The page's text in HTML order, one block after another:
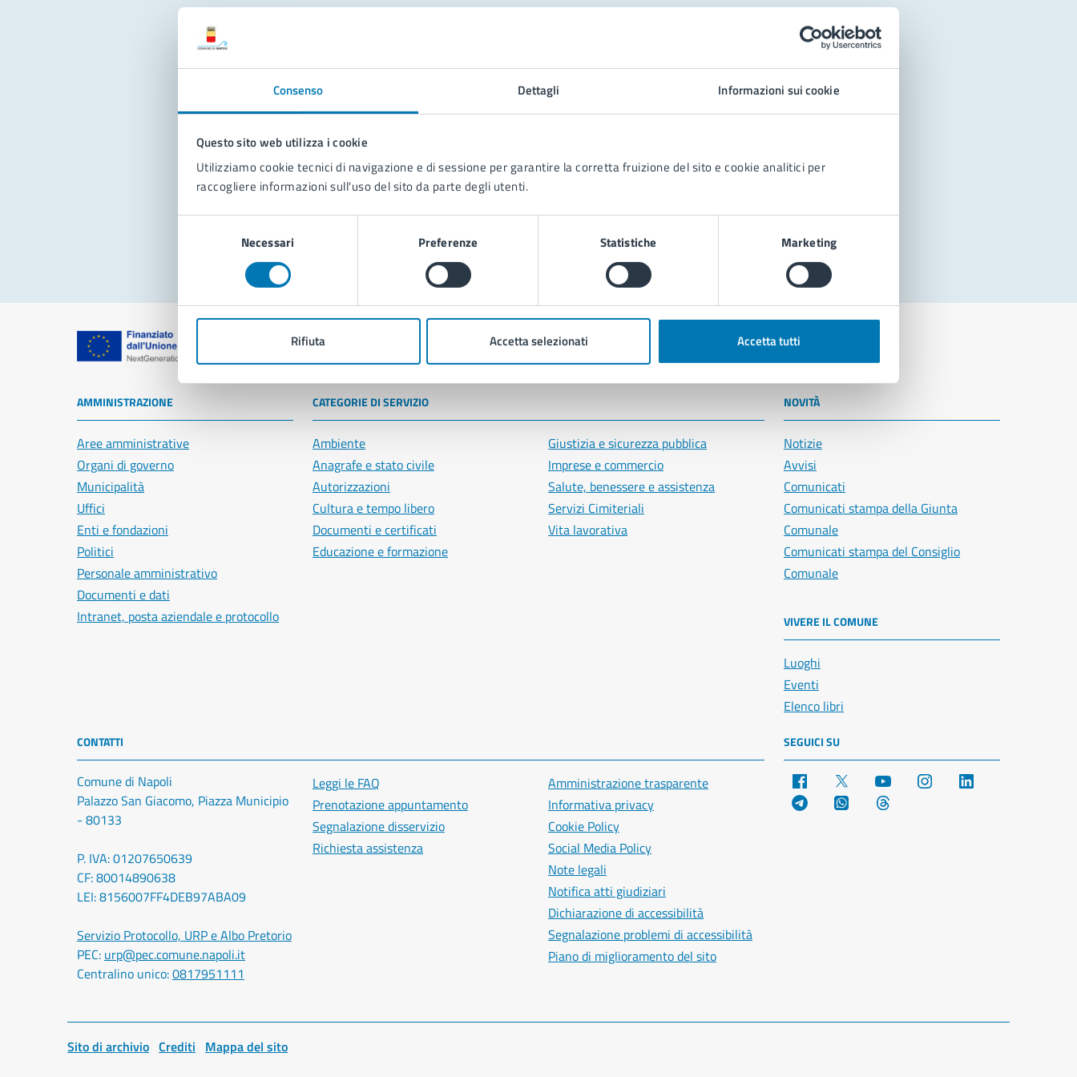
Consenso Dettagli Informazioni sui cookie
Questo sito web utilizza i cookie
Utilizziamo cookie tecnici di navigazione e di sessione per garantire la corretta fruizione del sito e cookie analitici per
raccogliere informazioni sull'uso del sito da parte degli utenti.
Necessari Preferenze Statistiche Marketing
Rifiuta Accetta selezionati Accetta tutti
Problemi in città
Segnala disservizio
Comune di Napoli
AMMINISTRAZIONE
Aree amministrative
Organi di governo
Municipalità
Uffici
Enti e fondazioni
Politici
Personale amministrativo
Documenti e dati
Intranet, posta aziendale e protocollo
CATEGORIE DI SERVIZIO
Ambiente
Anagrafe e stato civile
Autorizzazioni
Cultura e tempo libero
Documenti e certificati
Educazione e formazione
Giustizia e sicurezza pubblica
Imprese e commercio
Salute, benessere e assistenza
Servizi Cimiteriali
Vita lavorativa
NOVITÀ
Notizie
Avvisi
Comunicati
Comunicati stampa della Giunta
Comunale
Comunicati stampa del Consiglio
Comunale
VIVERE IL COMUNE
Luoghi
Eventi
Elenco libri
CONTATTI
Comune di Napoli
Palazzo San Giacomo, Piazza Municipio
- 80133
P. IVA: 01207650639
CF: 80014890638
LEI: 8156007FF4DEB97ABA09
Servizio Protocollo, URP e Albo Pretorio
PEC: urp@pec.comune.napoli.it
Centralino unico:0817951111
Leggi le FAQ
Prenotazione appuntamento
Segnalazione disservizio
Richiesta assistenza
Amministrazione trasparente
Informativa privacy
Cookie Policy
Social Media Policy
Note legali
Notifica atti giudiziari
Dichiarazione di accessibilità
Segnalazione problemi di accessibilità
Piano di miglioramento del sito
SEGUICI SU
Facebook YouTube Instagram
Telegram WhatsApp
Sito di archivio Crediti Mappa del sito